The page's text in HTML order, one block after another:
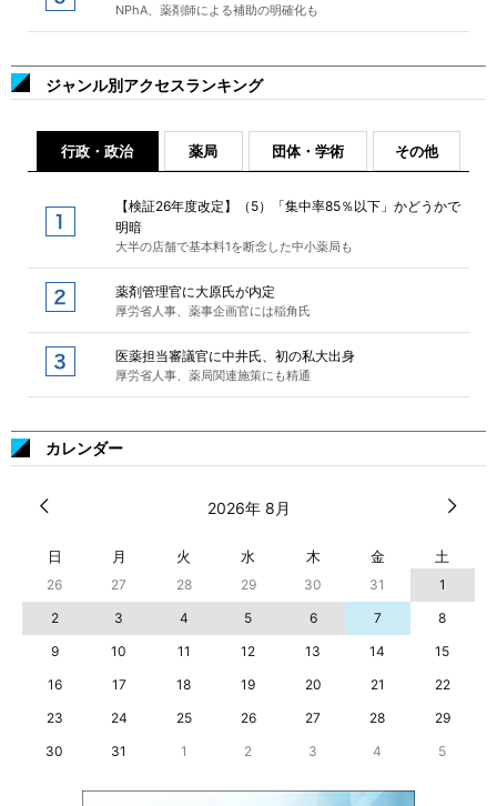
NPhA、薬剤師による補助の明確化も
ジャンル別アクセスランキング
行政・政治 薬局 団体・学術 その他
【検証26年度改定】（5）「集中率85％以下」かどうかで
明暗
大半の店舗で基本料1を断念した中小薬局も
薬剤管理官に大原氏が内定
厚労省人事、薬事企画官には稲角氏
医薬担当審議官に中井氏、初の私大出身
厚労省人事、薬局関連施策にも精通
カレンダー
2026年 8月
日 月 火 水 木 金 土
26 27 28 29 30 31
1
2
3 4 5 6 7
8
9
10 11 12 13 14
15
16
17 18 19 20 21
22
23
24 25 26 27 28
29
30
31 1 2 3 4 5